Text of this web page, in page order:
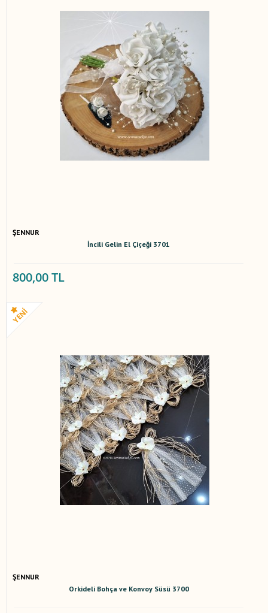
ŞENNUR
İncili Gelin El Çiçeği 3701
800,00 TL
ŞENNUR
Orkideli Bohça ve Konvoy Süsü 3700